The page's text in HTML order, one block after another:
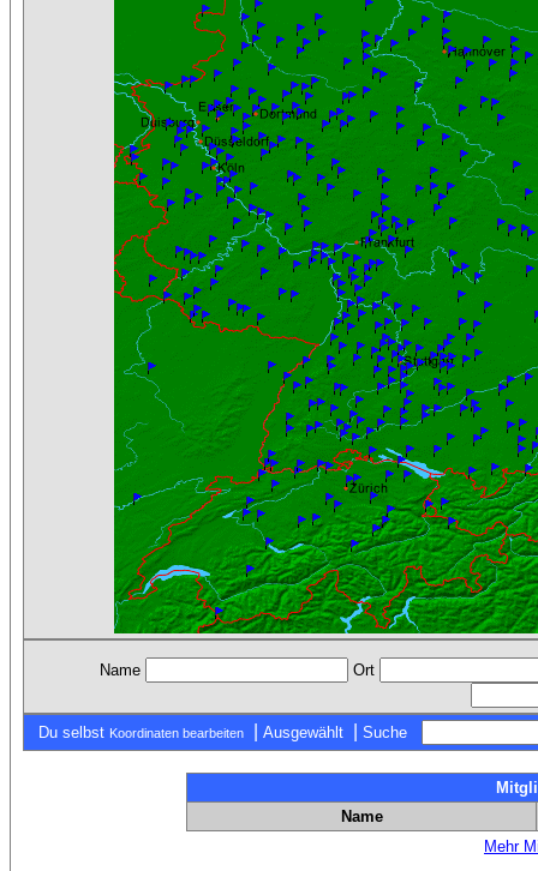
Name Ort
Du selbst Koordinaten bearbeiten Ausgewählt Suche
Name
Mehr